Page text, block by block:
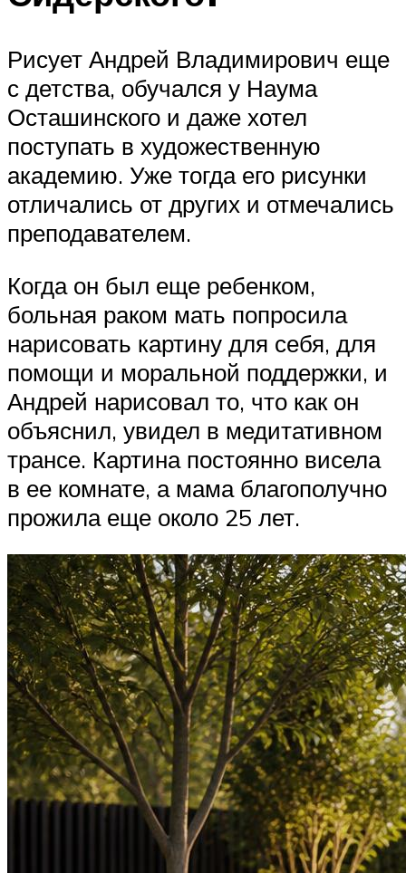
Рисует Андрей Владимирович еще
с детства, обучался у Наума
Осташинского и даже хотел
поступать в художественную
академию. Уже тогда его рисунки
отличались от других и отмечались
преподавателем.
Когда он был еще ребенком,
больная раком мать попросила
нарисовать картину для себя, для
помощи и моральной поддержки, и
Андрей нарисовал то, что как он
объяснил, увидел в медитативном
трансе. Картина постоянно висела
в ее комнате, а мама благополучно
прожила еще около 25 лет.